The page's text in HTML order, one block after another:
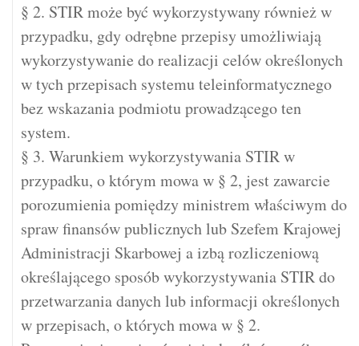
§ 2. STIR może być wykorzystywany również w
przypadku, gdy odrębne przepisy umożliwiają
wykorzystywanie do realizacji celów określonych
w tych przepisach systemu teleinformatycznego
bez wskazania podmiotu prowadzącego ten
system.
§ 3. Warunkiem wykorzystywania STIR w
przypadku, o którym mowa w § 2, jest zawarcie
porozumienia pomiędzy ministrem właściwym do
spraw finansów publicznych lub Szefem Krajowej
Administracji Skarbowej a izbą rozliczeniową
określającego sposób wykorzystywania STIR do
przetwarzania danych lub informacji określonych
w przepisach, o których mowa w § 2.